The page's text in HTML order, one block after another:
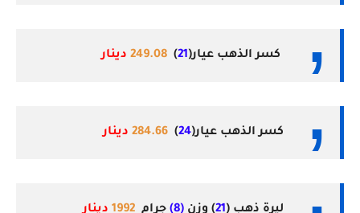
كسر الذهب عيار(21
)
249.08 دينار
كسر الذهب عيار(24
)
284.66 دينار
ليرة ذهب (
21
) وزن (8) جرام 1992 دينار